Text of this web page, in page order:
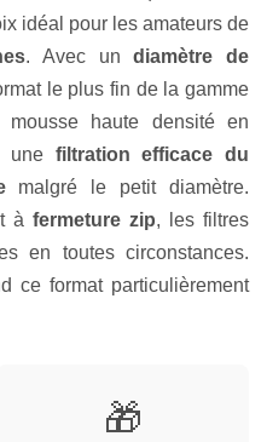
idéal pour les amateurs de
. Avec undiamètre de
le plus fin de la gamme
haute densité en
une filtration efficace du
malgré le petit diamètre.
à fermeture zip, les filtres
en toutes circonstances.
ce format particulièrement
🎁